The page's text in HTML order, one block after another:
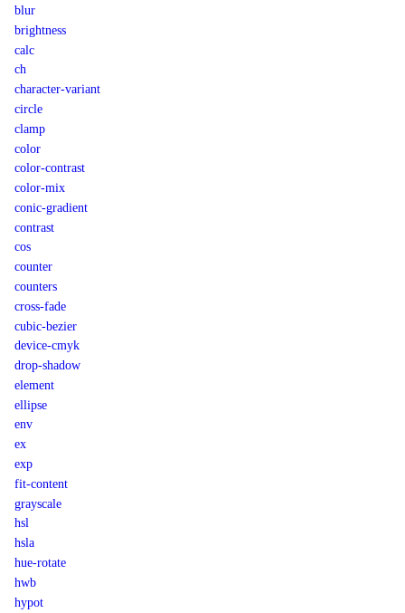
blur
brightness
calc
ch
character-variant
circle
clamp
color
color-contrast
color-mix
conic-gradient
contrast
cos
counter
counters
cross-fade
cubic-bezier
device-cmyk
drop-shadow
element
ellipse
env
ex
exp
fit-content
grayscale
hsl
hsla
hue-rotate
hwb
hypot